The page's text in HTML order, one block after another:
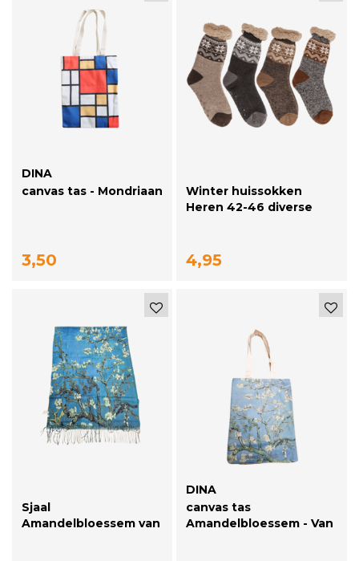
DINA
canvas tas - Mondriaan
3,50
Winter huissokken
Heren 42-46 diverse
4,95
Sjaal
Amandelbloessem van
DINA
canvas tas
Amandelbloessem - Van